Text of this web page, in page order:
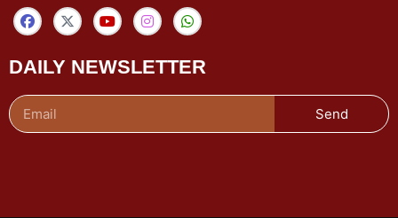
DAILY NEWSLETTER
Send